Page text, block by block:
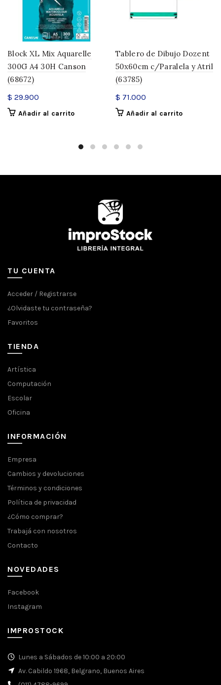
Block XL Mix Aquarelle
300G A4 30H Canson
(68672)
$ 29.900
Añadir al carrito
Tablero de Dibujo Dozent
50x60cm c/Paralela y Atril
(63785)
$ 71.000
Añadir al carrito
TU CUENTA
Acceder / Registrarse
¿Olvidaste tu contraseña?
Favoritos
TIENDA
Artística
Computación
Escolar
Oficina
INFORMACIÓN
Empresa
Cambios y devoluciones
Términos y condiciones
Política de privacidad
¿Cómo comprar?
Trabajá con nosotros
Contacto
NOVEDADES
Facebook
Instagram
IMPROSTOCK
Lunes a Sábados de 10:00 a 20:00
Av. Cabildo 1968, Belgrano, Buenos Aires